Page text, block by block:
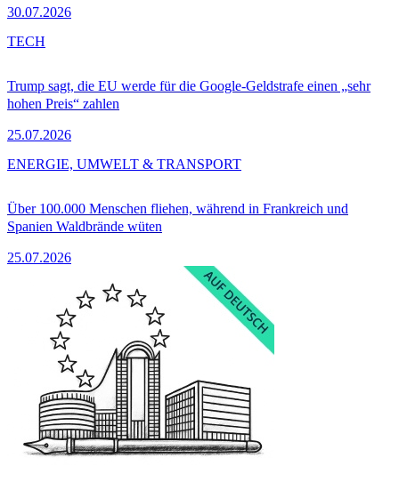
30.07.2026
Trump sagt, die EU werde für die Google-Geldstrafe einen „sehr
hohen Preis“ zahlen
25.07.2026
TECH
Über 100.000 Menschen fliehen, während in Frankreich und
Spanien Waldbrände wüten
25.07.2026
ENERGIE, UMWELT & TRANSPORT